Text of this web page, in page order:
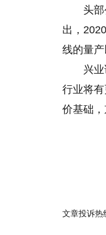
头
出，
线的量
兴
行业将
价基础
文章投诉热